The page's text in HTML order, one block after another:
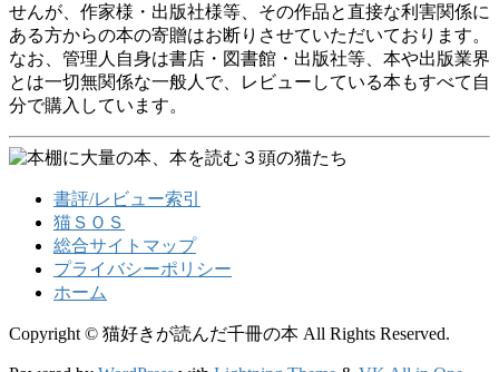
せんが、作家様・出版社様等、その作品と直接な利害関係に
ある方からの本の寄贈はお断りさせていただいております。
なお、管理人自身は書店・図書館・出版社等、本や出版業界
とは一切無関係な一般人で、レビューしている本もすべて自
分で購入しています。
書評/レビュー索引
猫ＳＯＳ
総合サイトマップ
プライバシーポリシー
ホーム
Copyright © 猫好きが読んだ千冊の本 All Rights Reserved.